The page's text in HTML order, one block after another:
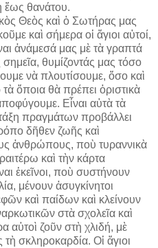
ἕως θανάτου.
Θεὸς καὶ ὁ Σωτήρας μας
καὶ σήμερα οἱ ἅγιοι αὐτοί,
ἀνάμεσά μας μὲ τὰ γραπτά
σημεῖα, θυμίζοντάς μας τόσο
νὰ πλουτίσουμε, ὅσο καὶ
ὅποια θὰ πρέπει ὁριστικὰ
Εἶναι αὐτὰ τὰ
πραγμάτων προβάλλει
δῆθεν ζωῆς καὶ
ἀνθρώπους, ποὺ τυραννικὰ
καὶ τὴν κάρτα
ἐκεῖνοι, ποὺ συστήνουν
μένουν ἀσυγκίνητοι
καὶ παίδων καὶ κλείνουν
στὰ σχολεῖα καὶ
αὐτοὶ ζοῦν στὴ χλιδή, μὲ
σκληροκαρδία. Οἱ ἅγιοι